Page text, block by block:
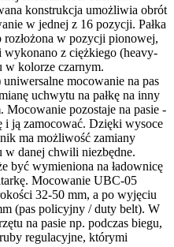
konstrukcja umożliwia obrót
w jednej z 16 pozycji. Pałka
rozłożona w pozycji pionowej,
z ciężkiego (heavy-
w kolorze czarnym.
mocowanie na pas
uchwytu na pałkę na inny
pozostaje na pasie -
i ją zamocować. Dzięki wysoce
ma możliwość zamiany
w danej chwili niezbędne.
być wymieniona na ładownicę
Mocowanie UBC-05
32-50 mm, a po wyjęciu
(pas policyjny / duty belt). W
na pasie np. podczas biegu,
regulacyjne, którymi